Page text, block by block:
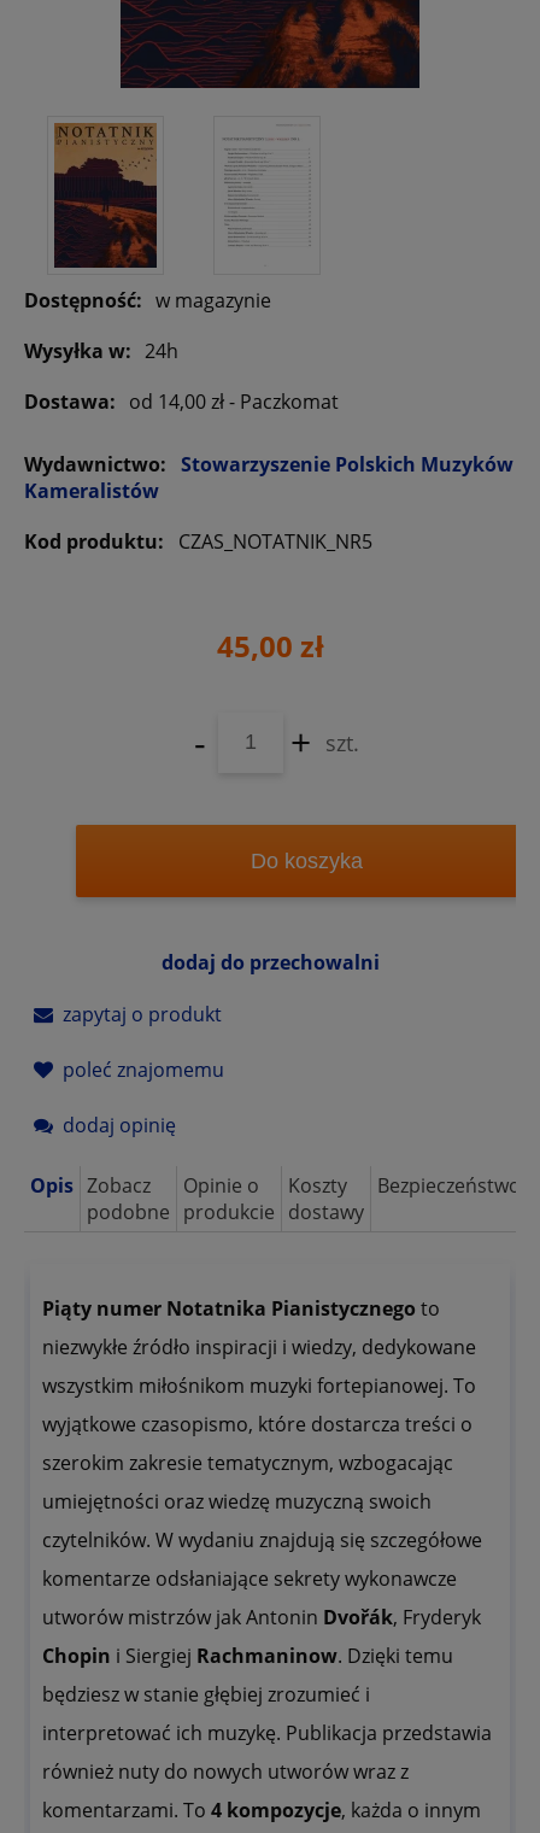
Dostępność: w magazynie
Wysyłka w: 24h
Dostawa: od 14,00 zł- Paczkomat
Wydawnictwo: Stowarzyszenie Polskich Muzyków
Kameralistów
Kod produktu:
CZAS_NOTATNIK_NR5
45,00 zł
- + szt.
Do koszyka
dodaj do przechowalni
zapytaj o produkt
poleć znajomemu
dodaj opinię
Opis Zobacz
podobne
Opinie o
produkcie
Koszty
dostawy
Bezpieczeństwo
Piąty numer Notatnika Pianistycznego to
niezwykłe źródło inspiracji i wiedzy, dedykowane
wszystkim miłośnikom muzyki fortepianowej. To
wyjątkowe czasopismo, które dostarcza treści o
szerokim zakresie tematycznym, wzbogacając
umiejętności oraz wiedzę muzyczną swoich
czytelników. W wydaniu znajdują się szczegółowe
komentarze odsłaniające sekrety wykonawcze
utworów mistrzów jak Antonin Dvořák, Fryderyk
Chopin i Siergiej Rachmaninow. Dzięki temu
będziesz w stanie głębiej zrozumieć i
interpretować ich muzykę. Publikacja przedstawia
również nuty do nowych utworów wraz z
komentarzami. To 4 kompozycje, każda o innym